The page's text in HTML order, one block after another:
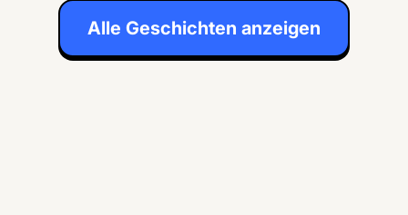
Alle Geschichten anzeigen